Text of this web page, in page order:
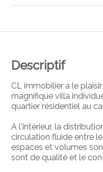
Descriptif
CL immobilier a le
magnifique villa
quartier résidentiel au
A l'intérieur, la
circulation fluide entre
espaces et volumes
sont de qualité et le